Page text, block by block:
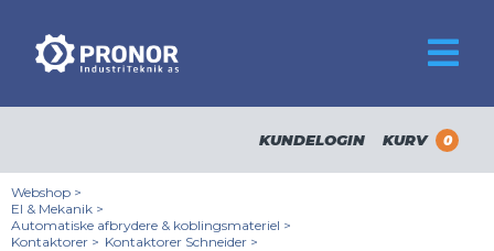
KUNDELOGIN KURV 0
Webshop >
El & Mekanik >
Automatiske afbrydere & koblingsmateriel >
Kontaktorer > Kontaktorer Schneider >